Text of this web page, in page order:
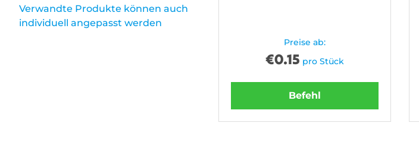
Verwandte Produkte können auch
individuell angepasst werden
Preise ab:
€0.15 pro Stück
Befehl